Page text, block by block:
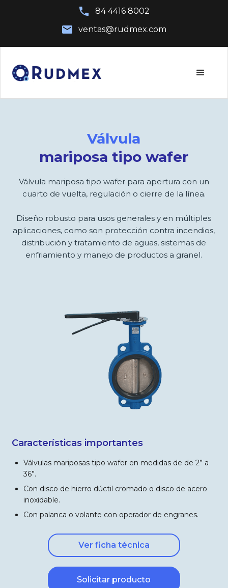
84 4416 8002
ventas@rudmex.com
Válvula
mariposa tipo wafer
Válvula mariposa tipo wafer para apertura con un
cuarto de vuelta, regulación o cierre de la línea.
Diseño robusto para usos generales y en múltiples
aplicaciones, como son protección contra incendios,
distribución y tratamiento de aguas, sistemas de
enfriamiento y manejo de productos a granel.
Características importantes
Válvulas mariposas tipo wafer en medidas de de 2” a
36”.
Con disco de hierro dúctil cromado o disco de acero
inoxidable.
Con palanca o volante con operador de engranes.
Ver ficha técnica
Solicitar producto